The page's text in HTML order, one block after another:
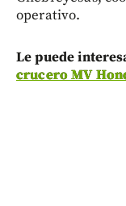
operativo.
Le puede
crucero MV